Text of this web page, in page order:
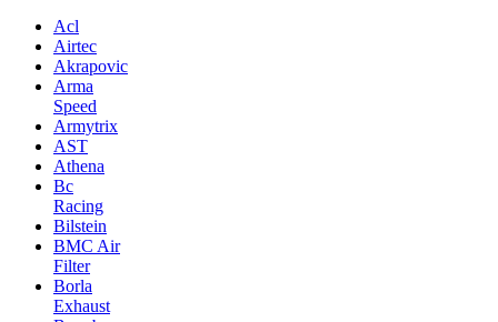
Acl
Airtec
Akrapovic
Arma
Speed
Armytrix
AST
Athena
Bc
Racing
Bilstein
BMC Air
Filter
Borla
Exhaust